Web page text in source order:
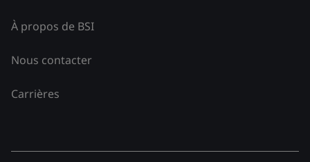
À propos de BSI
Nous contacter
Carrières